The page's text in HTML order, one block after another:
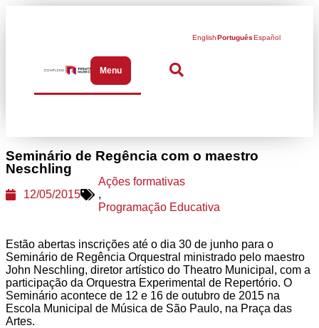
MenuAbrir menu de navegação
EnglishPortuguêsEspañol
Seminário de Regência com o maestro
Neschling
12/05/2015
Ações formativas
,
Programação Educativa
Estão abertas inscrições até o dia 30 de junho para o
Seminário de Regência Orquestral ministrado pelo maestro
John Neschling, diretor artístico do Theatro Municipal, com a
participação da Orquestra Experimental de Repertório. O
Seminário acontece de 12 e 16 de outubro de 2015 na
Escola Municipal de Música de São Paulo, na Praça das
Artes.